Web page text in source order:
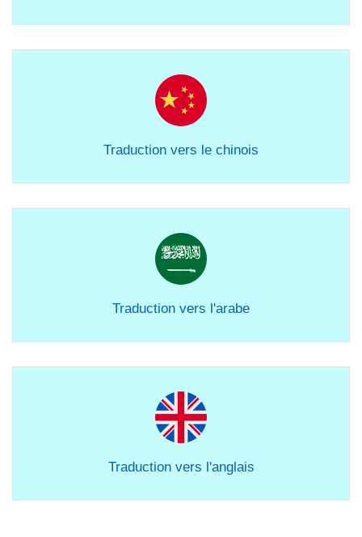
Traduction vers le chinois
Traduction vers l'arabe
Traduction vers l'anglais